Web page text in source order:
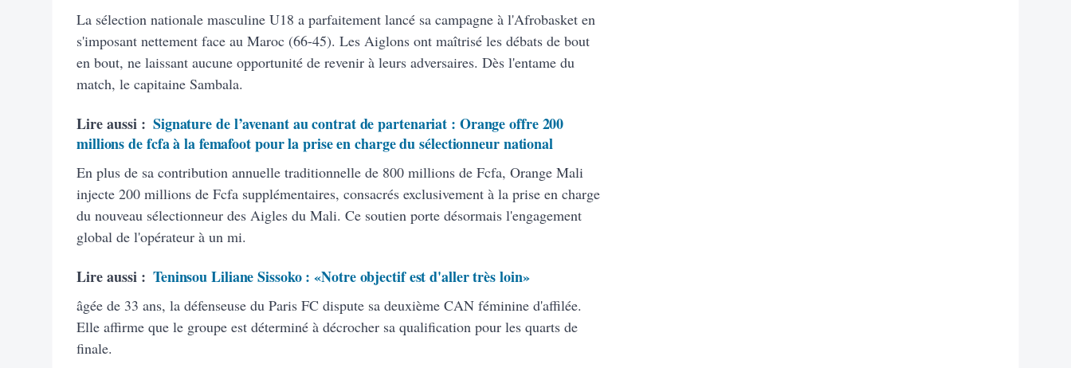
La sélection nationale masculine U18 a parfaitement lancé sa campagne à l'Afrobasket en
s'imposant nettement face au Maroc (66-45). Les Aiglons ont maîtrisé les débats de bout
en bout, ne laissant aucune opportunité de revenir à leurs adversaires. Dès l'entame du
match, le capitaine Sambala.
Lire aussi : Signature de l’avenant au contrat de partenariat : Orange offre 200
millions de fcfa à la femafoot pour la prise en charge du sélectionneur national
En plus de sa contribution annuelle traditionnelle de 800 millions de Fcfa, Orange Mali
injecte 200 millions de Fcfa supplémentaires, consacrés exclusivement à la prise en charge
du nouveau sélectionneur des Aigles du Mali. Ce soutien porte désormais l'engagement
global de l'opérateur à un mi.
Lire aussi : Teninsou Liliane Sissoko : «Notre objectif est d'aller très loin»
âgée de 33 ans, la défenseuse du Paris FC dispute sa deuxième CAN féminine d'affilée.
Elle affirme que le groupe est déterminé à décrocher sa qualification pour les quarts de
finale.